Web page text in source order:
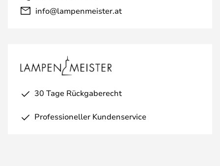
info@lampenmeister.at
30 Tage Rückgaberecht
Professioneller Kundenservice